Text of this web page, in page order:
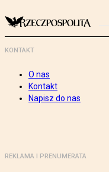
KONTAKT
O nas
Kontakt
Napisz do nas
REKLAMA I PRENUMERATA